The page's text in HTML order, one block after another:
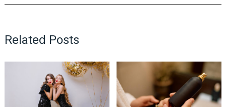
Related Posts